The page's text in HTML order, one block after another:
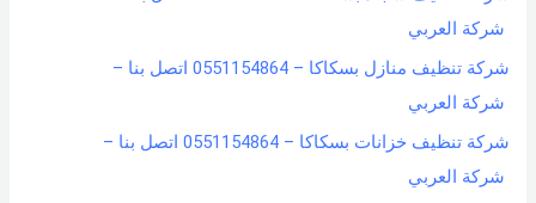
شركة العربي
شركة تنظيف منازل بسكاكا – 0551154864 اتصل بنا –
شركة العربي
شركة تنظيف خزانات بسكاكا – 0551154864 اتصل بنا –
شركة العربي